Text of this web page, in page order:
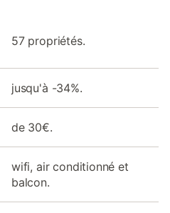
57 propriétés.
jusqu'à -34%.
de 30€.
wifi, air conditionné et
balcon.